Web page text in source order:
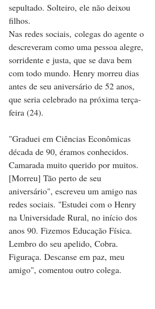
sepultado. Solteiro, ele não deixou
filhos.
Nas redes sociais, colegas do agente o
descreveram como uma pessoa alegre,
sorridente e justa, que se dava bem
com todo mundo. Henry morreu dias
antes de seu aniversário de 52 anos,
que seria celebrado na próxima terça-
feira (24).
"Graduei em Ciências Econômicas
década de 90, éramos conhecidos.
Camarada muito querido por muitos.
[Morreu] Tão perto de seu
aniversário", escreveu um amigo nas
redes sociais. "Estudei com o Henry
na Universidade Rural, no início dos
anos 90. Fizemos Educação Física.
Lembro do seu apelido, Cobra.
Figuraça. Descanse em paz, meu
amigo", comentou outro colega.